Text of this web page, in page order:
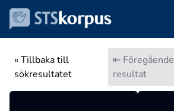
« Tillbaka till
sökresultatet
⇤ Föregående
resultat